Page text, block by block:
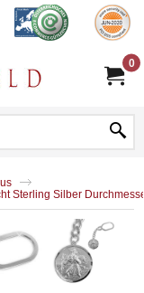
0
Sterling Silber